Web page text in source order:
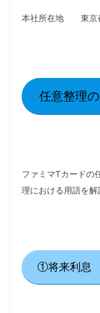
本社所在地 東京
任意整理
ファミマTカードの
理における用語を解
①将来利息